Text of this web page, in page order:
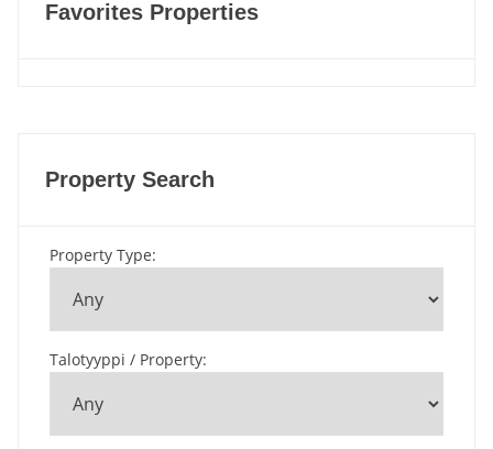
Favorites Properties
Property Search
Property Type:
Talotyyppi / Property: